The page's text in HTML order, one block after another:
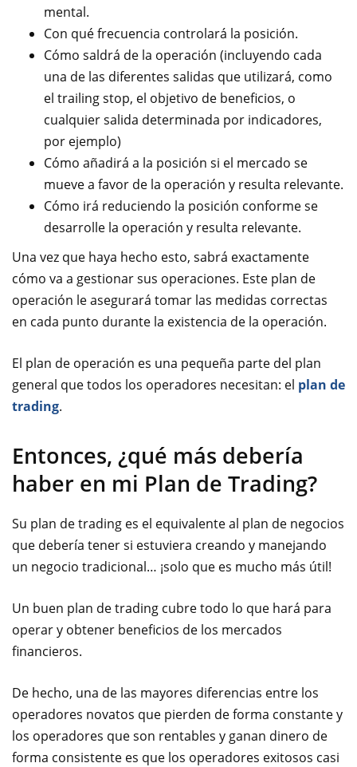
mental.
Con qué frecuencia controlará la posición.
Cómo saldrá de la operación (incluyendo cada
una de las diferentes salidas que utilizará, como
el trailing stop, el objetivo de beneficios, o
cualquier salida determinada por indicadores,
por ejemplo)
Cómo añadirá a la posición si el mercado se
mueve a favor de la operación y resulta relevante.
Cómo irá reduciendo la posición conforme se
desarrolle la operación y resulta relevante.
Una vez que haya hecho esto, sabrá exactamente
cómo va a gestionar sus operaciones. Este plan de
operación le asegurará tomar las medidas correctas
en cada punto durante la existencia de la operación.
El plan de operación es una pequeña parte del plan
general que todos los operadores necesitan: el plan de
trading.
Entonces, ¿qué más debería
haber en mi Plan de Trading?
Su plan de trading es el equivalente al plan de negocios
que debería tener si estuviera creando y manejando
un negocio tradicional… ¡solo que es mucho más útil!
Un buen plan de trading cubre todo lo que hará para
operar y obtener beneficios de los mercados
financieros.
De hecho, una de las mayores diferencias entre los
operadores novatos que pierden de forma constante y
los operadores que son rentables y ganan dinero de
forma consistente es que los operadores exitosos casi